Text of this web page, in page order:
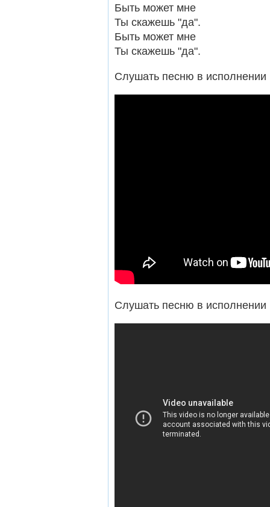
Быть может мне
Ты скажешь "да".
Быть может мне
Ты скажешь "да".
Слушать песню в исполнении
Слушать песню в